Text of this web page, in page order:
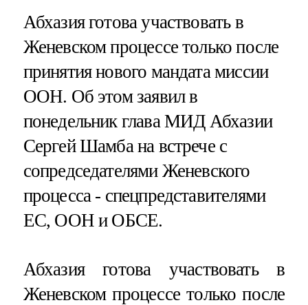
Абхазия готова участвовать в
Женевском процессе только после
принятия нового мандата миссии
ООН. Об этом заявил в
понедельник глава МИД Абхазии
Сергей Шамба на встрече с
сопредседателями Женевского
процесса - спецпредставителями
ЕС, ООН и ОБСЕ.
Абхазия готова участвовать в
Женевском процессе только после